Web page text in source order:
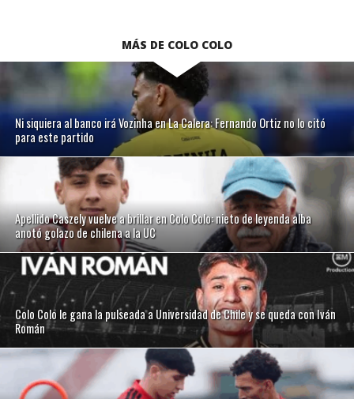
MÁS DE COLO COLO
Ni siquiera al banco irá Vozinha en La Calera: Fernando Ortiz no lo citó
para este partido
Apellido Caszely vuelve a brillar en Colo Colo: nieto de leyenda alba
anotó golazo de chilena a la UC
Colo Colo le gana la pulseada a Universidad de Chile y se queda con Iván
Román